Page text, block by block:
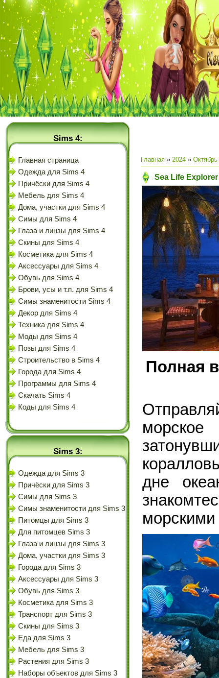
Sims 4:
Главная страница
Одежда для Sims 4
Причёски для Sims 4
Мебель для Sims 4
Дома, участки для Sims 4
Симы для Sims 4
Глаза и линзы для Sims 4
Скины для Sims 4
Косметика для Sims 4
Аксессуары для Sims 4
Обувь для Sims 4
Брови, усы и т.п. для Sims 4
Симы знаменитости Sims 4
Декор для Sims 4
Техника для Sims 4
Моды для Sims 4
Позы для Sims 4
Строительство в Sims 4
Города для Sims 4
Программы для Sims 4
Скачать Sims 4
Коды для Sims 4
Sims 3:
Одежда для Sims 3
Причёски для Sims 3
Симы для Sims 3
Симы знаменитости для Sims 3
Питомцы для Sims 3
Для питомцев Sims 3
Глаза и линзы для Sims 3
Дома, участки для Sims 3
Города для Sims 3
Аксессуары для Sims 3
Обувь для Sims 3
Косметика для Sims 3
Транспорт для Sims 3
Скины для Sims 3
Еда для Sims 3
Мебель для Sims 3
Растения для Sims 3
Наборы объектов для Sims 3
Главная » 2024 » Октябрь
Sea Life
Полная
морское
дне
морскими